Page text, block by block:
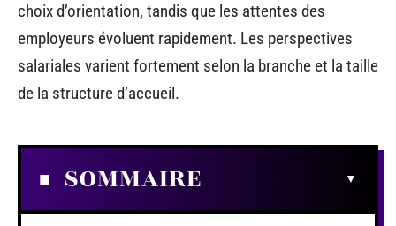
choix d’orientation, tandis que les attentes des
employeurs évoluent rapidement. Les perspectives
salariales varient fortement selon la branche et la taille
de la structure d’accueil.
SOMMAIRE